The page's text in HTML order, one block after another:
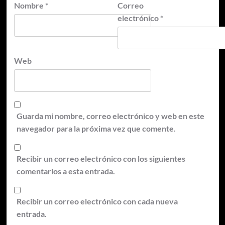
Nombre *
Correo
electrónico *
Web
Guarda mi nombre, correo electrónico y web en este
navegador para la próxima vez que comente.
Recibir un correo electrónico con los siguientes
comentarios a esta entrada.
Recibir un correo electrónico con cada nueva
entrada.